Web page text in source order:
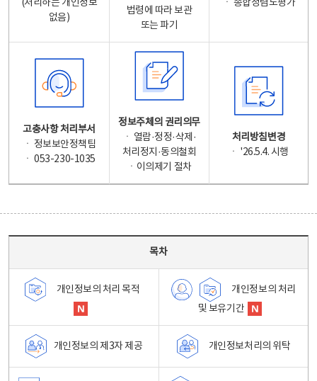
(처리하는 개인정보
없음)
법령에 따라 보관
또는 파기
ㆍ 종합청렴도평가
고충사항 처리부서
ㆍ 정보보안정책팀
ㆍ 053-230-1035
정보주체의 권리의무
ㆍ 열람·정정·삭제·
처리정지·동의철회
ㆍ이의제기 절차
처리방침변경
ㆍ '26.5.4. 시행
목차
개인정보의 처리 목적
개인정보의 처리
및 보유기간
개인정보의 제3자 제공 개인정보처리의 위탁